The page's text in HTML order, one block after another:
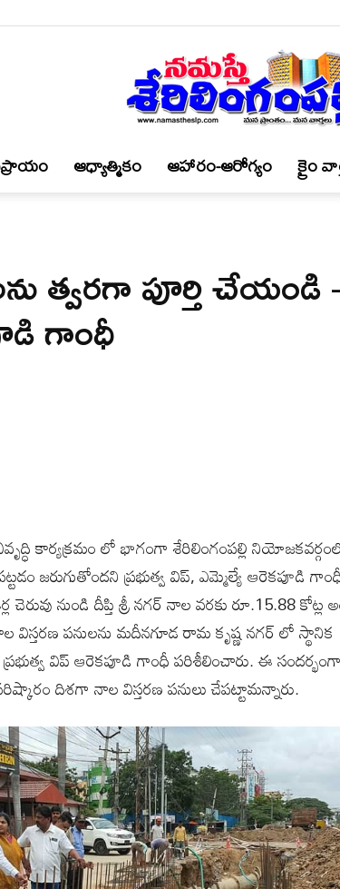
శేరిలింగంపల్లి
ఆధ్యాత్మికం ఆహారం-ఆరోగ్యం క్రైం
త్వరగా పూర్తి చేయండి
గాంధీ
కార్యక్రమం లో భాగంగా శేరిలింగంపల్లి
జరుగుతోందని ప్రభుత్వ విప్, ఎమ్మెల్యే ఆరెకపూడి
నుండి దీప్తి శ్రీ నగర్ నాల వరకు రూ.15.88 కోట్ల
పనులను మదీనగూడ రామ కృష్ణ నగర్ లో స్థానిక
విప్ ఆరెకపూడి గాంధీ పరిశీలించారు. ఈ
దిశగా నాల విస్తరణ పనులు చేపట్టామన్నారు.